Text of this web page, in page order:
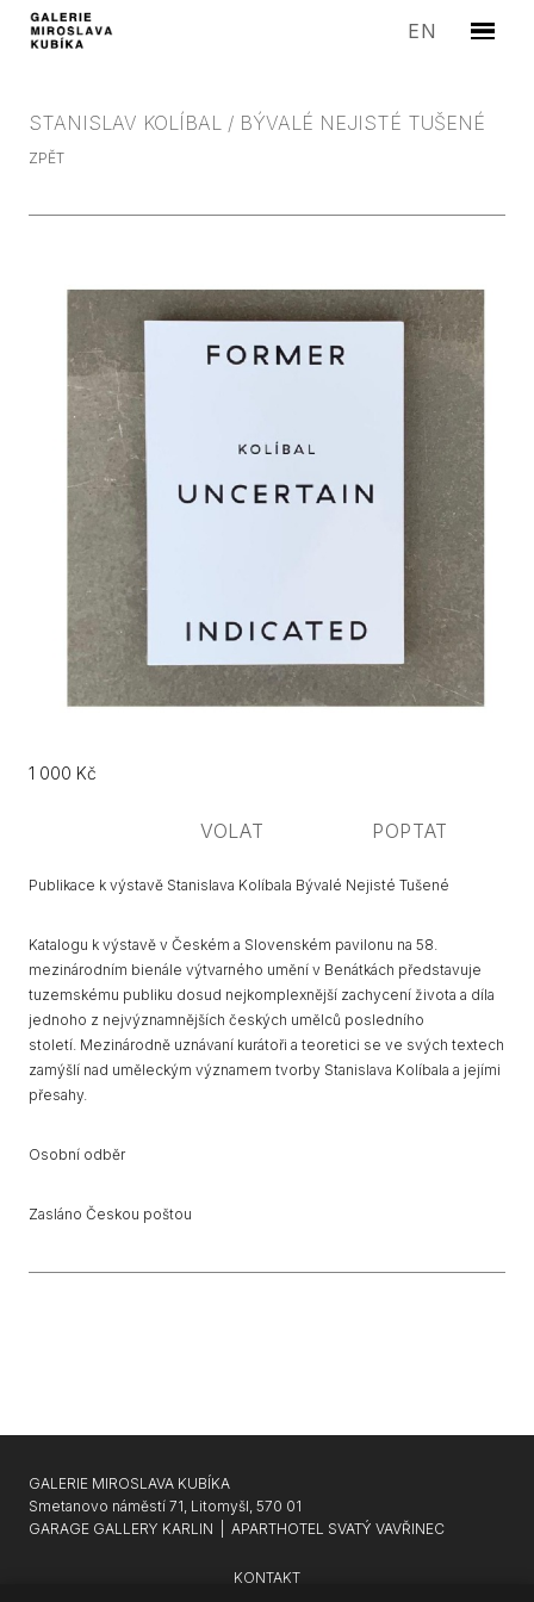
Menu
CZ
EN
STANISLAV KOLÍBAL / BÝVALÉ NEJISTÉ TUŠENÉ
ZPĚT
Cena:
1 000 Kč
VOLAT POPTAT
Publikace k výstavě Stanislava Kolíbala Bývalé Nejisté Tušené
Katalogu k výstavě v Českém a Slovenském pavilonu na 58.
mezinárodním bienále výtvarného umění v Benátkách představuje
tuzemskému publiku dosud nejkomplexnější zachycení života a díla
jednoho z nejvýznamnějších českých umělců posledního
století. Mezinárodně uznávaní kurátoři a teoretici se ve svých textech
zamýšlí nad uměleckým významem tvorby Stanislava Kolíbala a jejími
přesahy.
Osobní odběr
Zasláno Českou poštou
GALERIE MIROSLAVA KUBÍKA
Smetanovo náměstí 71, Litomyšl, 570 01
GARAGE GALLERY KARLIN
APARTHOTEL SVATÝ VAVŘINEC
KONTAKT